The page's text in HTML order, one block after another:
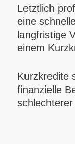
Letztlich
eine
langfristige
einem
Kurzkredite
finanzielle